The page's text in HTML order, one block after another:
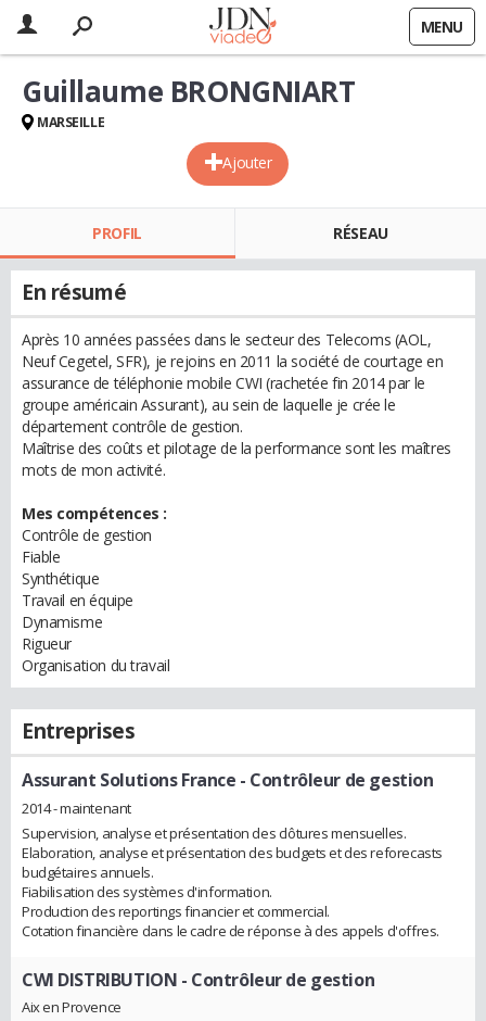
MENU
Ajouter
Guillaume BRONGNIART
MARSEILLE
PROFIL RÉSEAU
En résumé
Après 10 années passées dans le secteur des Telecoms (AOL,
Neuf Cegetel, SFR), je rejoins en 2011 la société de courtage en
assurance de téléphonie mobile CWI (rachetée fin 2014 par le
groupe américain Assurant), au sein de laquelle je crée le
département contrôle de gestion.
Maîtrise des coûts et pilotage de la performance sont les maîtres
mots de mon activité.
Mes compétences :
Contrôle de gestion
Fiable
Synthétique
Travail en équipe
Dynamisme
Rigueur
Organisation du travail
Entreprises
Assurant Solutions France - Contrôleur de gestion
2014 - maintenant
Supervision, analyse et présentation des clôtures mensuelles.
Elaboration, analyse et présentation des budgets et des reforecasts
budgétaires annuels.
Fiabilisation des systèmes d'information.
Production des reportings financier et commercial.
Cotation financière dans le cadre de réponse à des appels d'offres.
CWI DISTRIBUTION - Contrôleur de gestion
Aix en Provence